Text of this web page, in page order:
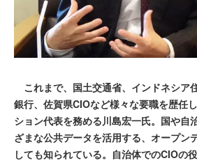
これまで、国土交通省、インドネシア
銀行、佐賀県CIOなど様々な要職を歴任
ション代表を務める川島宏一氏。国や自
ざまな公共データを活用する、オープン
しても知られている。自治体でのCIOの